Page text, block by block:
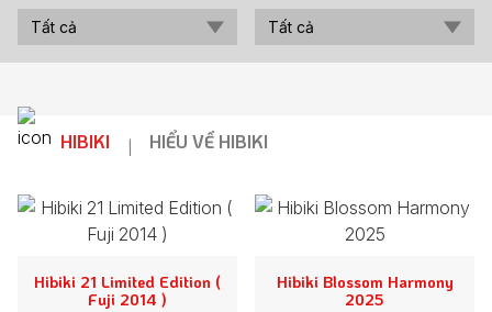
HIBIKI | HIỂU VỀ HIBIKI
Hibiki 21 Limited Edition (
Fuji 2014 )
Hibiki Blossom Harmony
2025